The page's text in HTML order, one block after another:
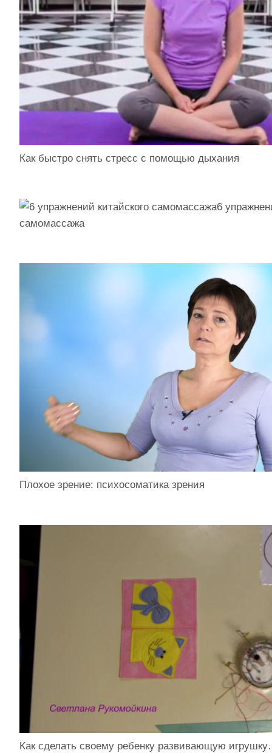
Как быстро снять стресс с помощью дыхания
6
самомассажа
Плохое зрение: психосоматика зрения
Как сделать своему ребенку развивающую